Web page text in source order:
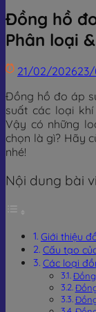
Đồng hồ
Phân loại
21/02/202623/
Đồng hồ đo áp
suất các loại
Vậy có những
chọn là gì? Hãy
nhé!
Nội dung bài
Giới thiệu
Cấu tạo
Các loại